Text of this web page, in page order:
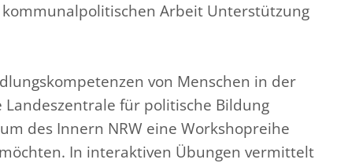
Arbeit Unterstützung
von Menschen in der
für politische Bildung
des Innern NRW eine Workshopreihe
In interaktiven Übungen vermittelt